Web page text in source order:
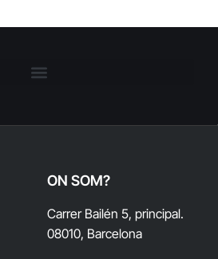
ON SOM?
Carrer Bailén 5, principal.
08010, Barcelona